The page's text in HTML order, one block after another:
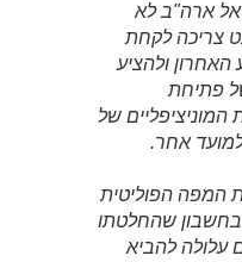
ארה"ב לא
צריכה לקחת
האחרון ולהציע
פתיחת
המוניציפליים של
למועד אחר.
המפה הפוליטית
שהחלטתו
עלולה להביא